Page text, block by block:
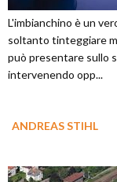
L'imbianchino è un
soltanto tinteggiare
può presentare sullo
intervenendo opp...
ANDREAS STIHL